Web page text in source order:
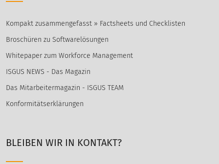
Kompakt zusammengefasst » Factsheets und Checklisten
Broschüren zu Softwarelösungen
Whitepaper zum Workforce Management
ISGUS NEWS - Das Magazin
Das Mitarbeitermagazin - ISGUS TEAM
Konformitätserklärungen
BLEIBEN WIR IN KONTAKT?